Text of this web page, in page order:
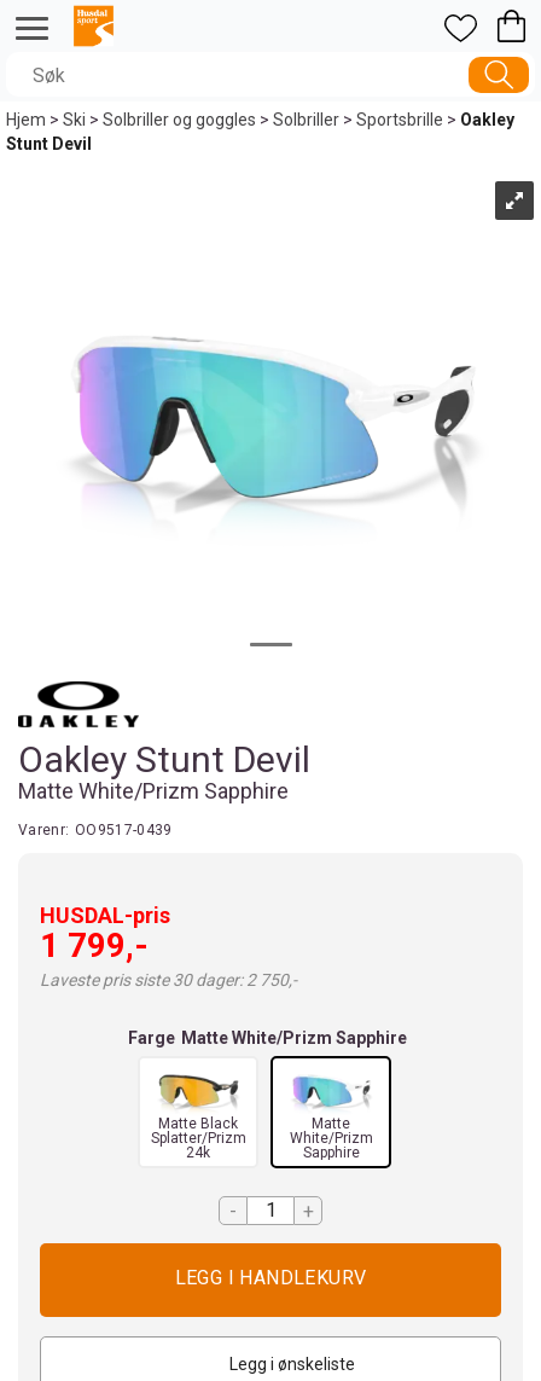
Hjem>Ski>Solbriller og goggles>Solbriller>Sportsbrille>Oakley
Stunt Devil
Oakley Stunt Devil
Matte White/Prizm Sapphire
Varenr: OO9517-0439
HUSDAL-pris
1 799,-
Laveste pris siste 30 dager: 2 750,-
Farge Matte White/Prizm Sapphire
Matte Black
Splatter/Prizm
24k
Matte
White/Prizm
Sapphire
- +
Legg i ønskeliste